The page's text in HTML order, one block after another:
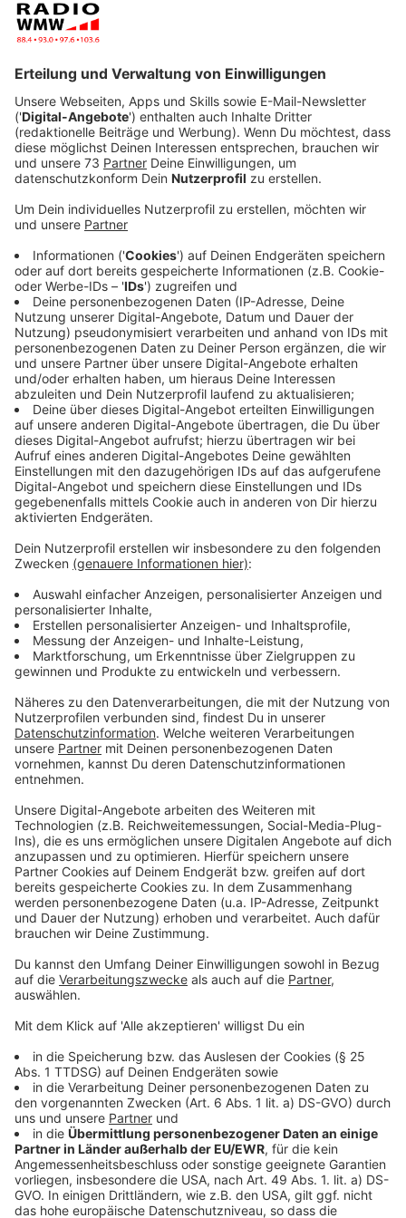
Anzeige
(rufa) - Ihr Album beginnt mit dem Song "When I Get
There", der vom Verlust ihres Vaters und ihrer Nanny
Trish inspiriert wurde: "Mein Vater ist gestorben und
dann ist meine liebe Freundin ungefähr acht Monate
später gestorben. Und ich frage mich, wo sie sind. Wo
seid ihr? Wohin seid ihr gegangen? Wo ist euer Seele
hingegangen? Ich vermisse euch. Und ich würde gerne
glauben, dass ihr irgendwo seid."
Pink über ihr Album "Trustfall" und warum Vertrauen für
sie gerade ein wichtiges Thema ist: "Ich finde, ein
Erwachsener zu sein, ein Mensch zu sein erfordert
gerade jetzt viel Vertrauen. In einer Beziehung zu sein,
Eltern zu sein, Kind zu sein, die Kinder zur Schule zu
bringen [...] alles erfordert gerade so viel
Vertrauen." Pink sagt, sie sei jemand, der leicht
anderen vertraut: "Wenn du feststellst, dass
Menschen dich nur verletzen können, wenn du es
zulässt, dann kannst du jedem vertrauen. Ich bin ein
Vertrauensmensch. Sowohl das eine als auch das
andere: Ich bin eine Person, die unglaublich defensiv
und hart ist, aber ich bin auch einfach super offen und
verletzlich. Ich bin der Typ, der nachts in einen leeren
Pool springt." Mit dieser Einstellung und diesem Elan
hat sich die Pop-Legende an ihr neues Album
gemacht, das nun auf dem Markt erschienen ist.
"Trustfall" ist unser neues Album der Woche, hier
könnt ihr es euch in voller Länge anhören.
Anzeige
Anzeige
Wir benötigen Ihre
Zustimmung, um den YouTube
Video-Service zu laden!
Wir verwenden einen Service eines
einzubetten. Dieser Service kann
Daten zu Ihren Aktivitäten
Details durch und stimmen Sie der
Nutzung des Service zu, um dieses
Video anzusehen.
Mehr Informationen
Akzeptieren
powered byUsercentrics Consent
Management Platform
Singer-Songwriterin und Pop-Ikone P!NK hat den
gleichnamigen Titelsong ihres mit Spannung
erwarteten neunten, Studioalbums veröffentlicht.
"Trustfall" hört ihr im besten Mix.